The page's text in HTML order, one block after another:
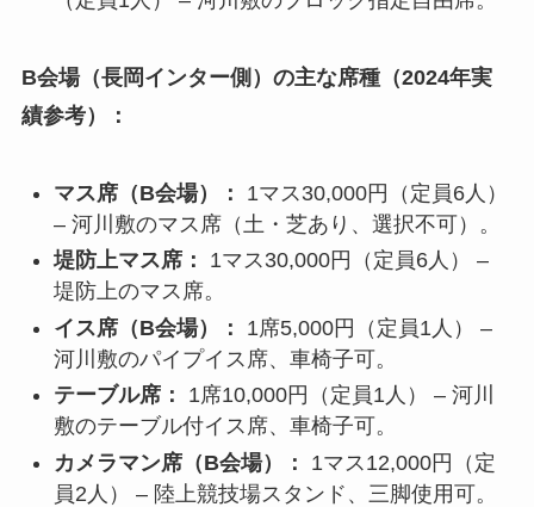
B会場（長岡インター側）の主な席種（2024年実
績参考）：
マス席（B会場）：
1マス30,000円（定員6人）
– 河川敷のマス席（土・芝あり、選択不可）。
堤防上マス席：
1マス30,000円（定員6人） –
堤防上のマス席。
イス席（B会場）：
1席5,000円（定員1人） –
河川敷のパイプイス席、車椅子可。
テーブル席：
1席10,000円（定員1人） – 河川
敷のテーブル付イス席、車椅子可。
カメラマン席（B会場）：
1マス12,000円（定
員2人） – 陸上競技場スタンド、三脚使用可。